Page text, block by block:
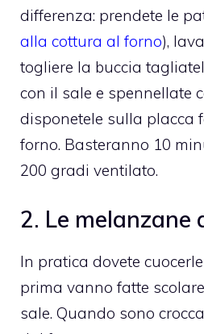
differenza: prendete le
alla cottura al forno),
togliere la buccia
con il sale e spennellate
disponetele sulla placca
forno. Basteranno 10
200 gradi ventilato.
2. Le melanzane
In pratica dovete
prima vanno fatte
sale. Quando sono